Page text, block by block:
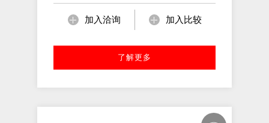
加入洽询 加入比较
了解更多